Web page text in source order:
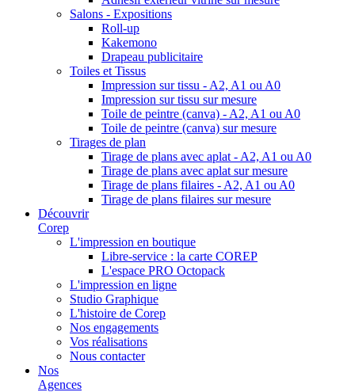
Salons - Expositions
Roll-up
Kakemono
Drapeau publicitaire
Toiles et Tissus
Impression sur tissu - A2, A1 ou A0
Impression sur tissu sur mesure
Toile de peintre (canva) - A2, A1 ou A0
Toile de peintre (canva) sur mesure
Tirages de plan
Tirage de plans avec aplat - A2, A1 ou A0
Tirage de plans avec aplat sur mesure
Tirage de plans filaires - A2, A1 ou A0
Tirage de plans filaires sur mesure
Découvrir
Corep
L'impression en boutique
Libre-service : la carte COREP
L'espace PRO Octopack
L'impression en ligne
Studio Graphique
L'histoire de Corep
Nos engagements
Vos réalisations
Nous contacter
Nos
Agences